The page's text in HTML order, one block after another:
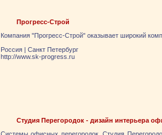
Прогресс-Строй
Компания "Прогресс-Строй" оказывает широкий
Россия | Санкт Петербург
http://www.sk-progress.ru
Студия Перегородок - дизайн интерьера